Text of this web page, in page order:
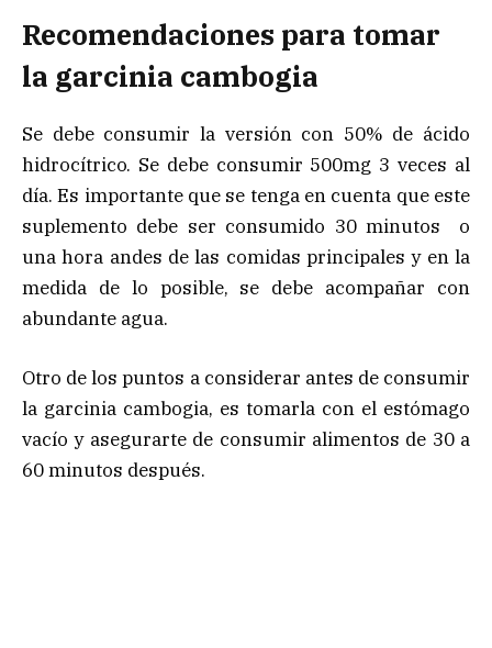
Recomendaciones para tomar
la garcinia cambogia
Se debe consumir la versión con 50% de ácido
hidrocítrico. Se debe consumir 500mg 3 veces al
día. Es importante que se tenga en cuenta que este
suplemento debe ser consumido 30 minutos o
una hora andes de las comidas principales y en la
medida de lo posible, se debe acompañar con
abundante agua.
Otro de los puntos a considerar antes de consumir
la garcinia cambogia, es tomarla con el estómago
vacío y asegurarte de consumir alimentos de 30 a
60 minutos después.